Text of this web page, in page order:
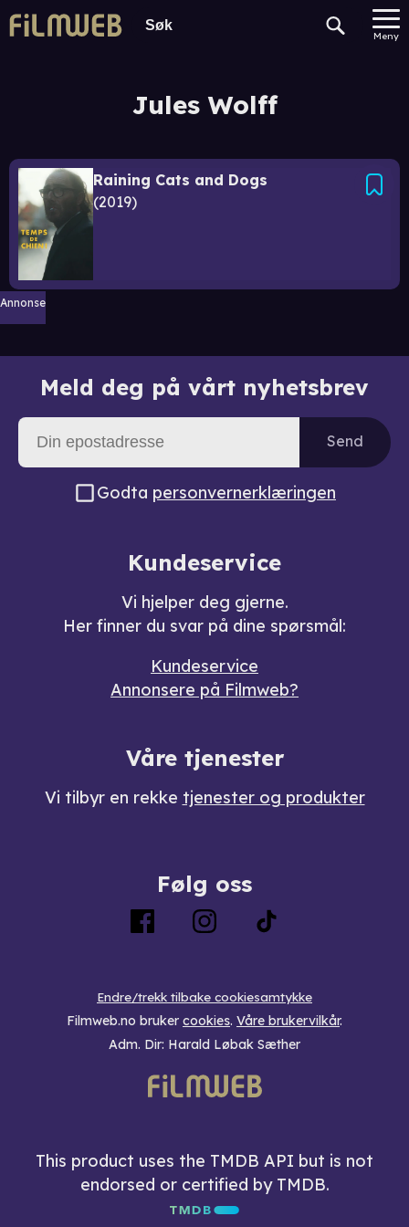
Meny
Jules Wolff
Raining Cats and Dogs
2019
Annonse
Meld deg på vårt nyhetsbrev
Send
Godta personvernerklæringen
Kundeservice
Vi hjelper deg gjerne.
Her finner du svar på dine spørsmål:
Kundeservice
Annonsere på Filmweb?
Våre tjenester
Vi tilbyr en rekke tjenester og produkter
Følg oss
Endre/trekk tilbake cookiesamtykke
Filmweb.no bruker cookies. Våre brukervilkår.
Adm. Dir: Harald Løbak Sæther
This product uses the TMDB API but is not
endorsed or certified by TMDB.